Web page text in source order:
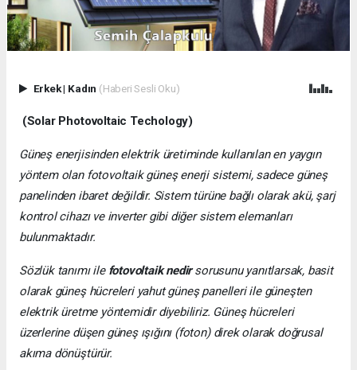
Erkek| Kadın (Haberi Sesli Oku)
(Solar Photovoltaic Techology)
Güneş enerjisinden elektrik üretiminde kullanılan en yaygın
yöntem olan fotovoltaik güneş enerji sistemi, sadece güneş
panelinden ibaret değildir. Sistem türüne bağlı olarak akü, şarj
kontrol cihazı ve inverter gibi diğer sistem elemanları
bulunmaktadır.
Sözlük tanımı ile fotovoltaik nedirsorusunu yanıtlarsak, basit
olarak güneş hücreleri yahut güneş panelleri ile güneşten
elektrik üretme yöntemidir diyebiliriz. Güneş hücreleri
üzerlerine düşen güneş ışığını (foton) direk olarak doğrusal
akıma dönüştürür.